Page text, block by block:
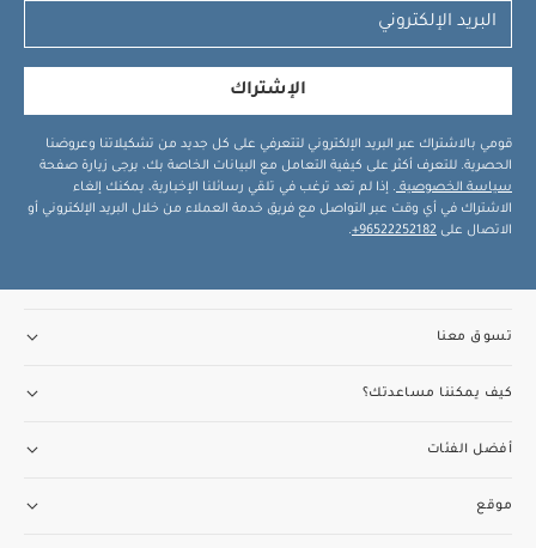
الإشتراك
قومي بالاشتراك عبر البريد الإلكتروني لتتعرفي على كل جديد من تشكيلاتنا وعروضنا
الحصرية. للتعرف أكثر على كيفية التعامل مع البيانات الخاصة بك، يرجى زيارة صفحة
سياسة الخصوصية . إذا لم تعد ترغب في تلقي رسائلنا الإخبارية، يمكنك إلغاء
الاشتراك في أي وقت عبر التواصل مع فريق خدمة العملاء من خلال البريد الإلكتروني أو
الاتصال على 96522252182+
.
تسوق معنا
كيف يمكننا مساعدتك؟
أفضل الفئات
موقع